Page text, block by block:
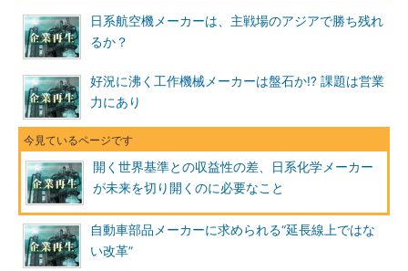
日系航空機メーカーは、主戦場のアジアで勝ち残れ
るか？
好況に沸く工作機械メーカーは盤石か!? 課題は営業
力にあり
開く世界基準との収益性の差、日系化学メーカー
が未来を切り開くのに必要なこと
自動車部品メーカーに求められる“延長線上ではな
い改革”